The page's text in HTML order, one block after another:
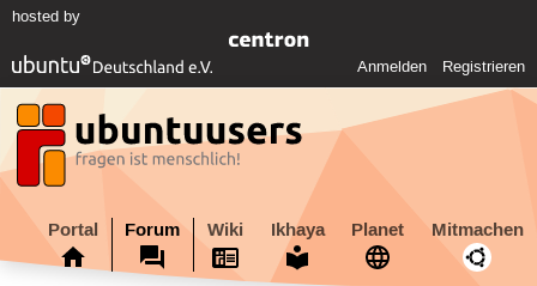
hosted by
Anmelden Registrieren
Portal Forum Wiki Ikhaya Planet Mitmachen